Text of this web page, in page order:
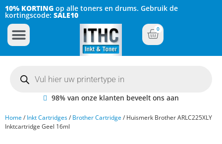
10% KORTING op alle toners en drums. Gebruik de
kortingscode: SALE10
0
98% van onze klanten beveelt ons aan
Home/ Inkt Cartridges/ Brother Cartridge/ Huismerk Brother ARLC225XLY
Inktcartridge Geel 16ml